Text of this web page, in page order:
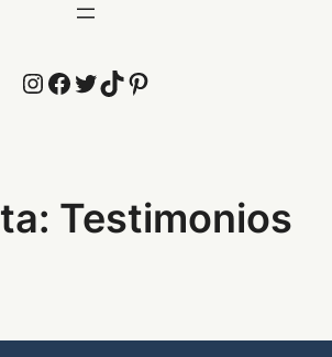
Instagram
Facebook
Twitter
TikTok
Pinterest
Testimonios